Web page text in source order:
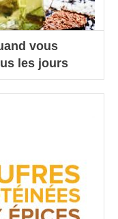
vous
les jours